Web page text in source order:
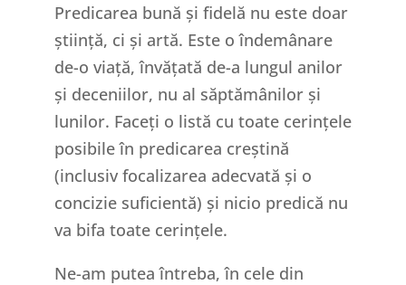
Predicarea bună și fidelă nu este doar
știință, ci și artă. Este o îndemânare
de-o viață, învățată de-a lungul anilor
și deceniilor, nu al săptămânilor și
lunilor. Faceți o listă cu toate cerințele
posibile în predicarea creștină
(inclusiv focalizarea adecvată și o
concizie suficientă) și nicio predică nu
va bifa toate cerințele.
Ne-am putea întreba, în cele din